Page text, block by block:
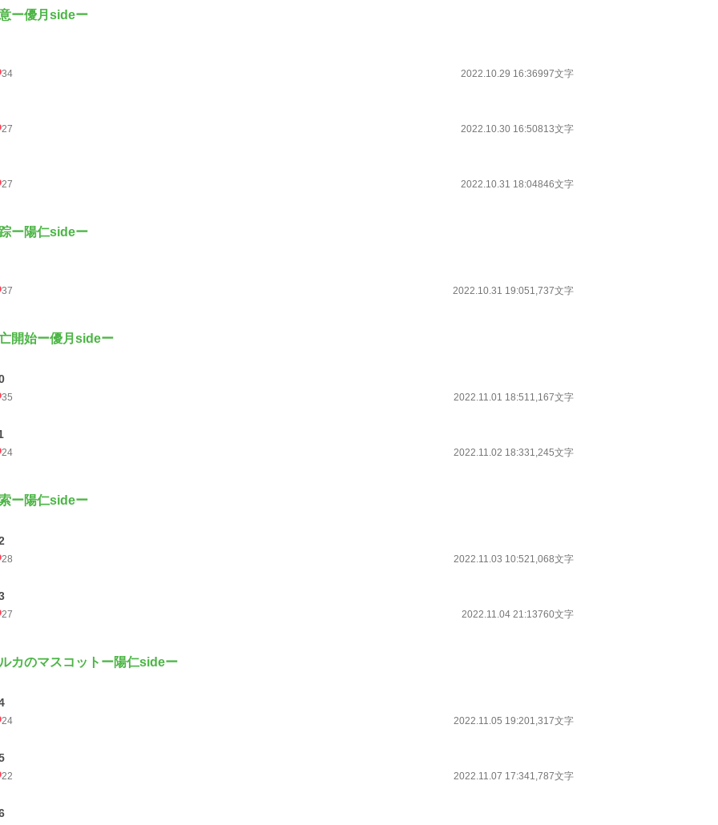
ー優月sideー
34 2022.10.29 16:36997文字
27 2022.10.30 16:50813文字
27 2022.10.31 18:04846文字
ー陽仁sideー
37 2022.10.31 19:051,737文字
開始ー優月sideー
35 2022.11.01 18:511,167文字
24 2022.11.02 18:331,245文字
ー陽仁sideー
28 2022.11.03 10:521,068文字
27 2022.11.04 21:13760文字
カのマスコットー陽仁sideー
24 2022.11.05 19:201,317文字
22 2022.11.07 17:341,787文字